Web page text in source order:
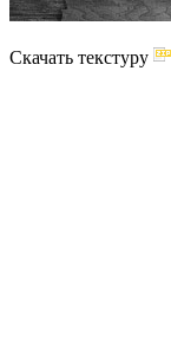
Скачать текстуру